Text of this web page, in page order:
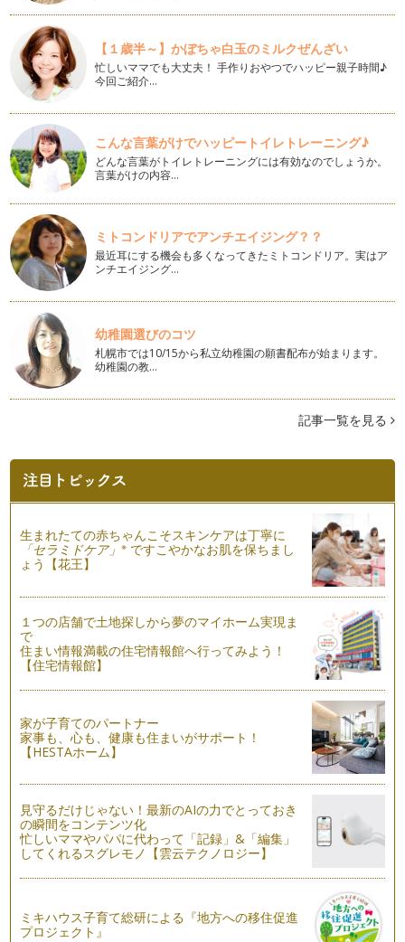
うになりました。 秋は子ど…
秋を楽しもう！無花果キャロットジュース
果物によっては1年中手に入るものもあれば、季節限定でしか
手に入らないのものあります。 …
暑さからの疲労回復に...ナシとキュウリのジュース
『ナシ』と一言で言っても、実は三種類に分けられます。 水
分がたっぷりな『日本ナシ』…
残暑に負けない！ ピーチトマトミルク
甘さ。 …
食欲のない朝に...メイヤーレモンバナナジュース
『ビタミンC』の含有量を説明したい時に、必ずと言っていい
ほど表現される『レモン○個分』。 …
夏風邪予防に！すももキャロットジュース
毎日、猛暑が続いています。 外はうだるような暑さだけど、
建物の中は寒いくらいで、そ…
夏バテ予防に！スイカトマトスムージー
暑い季節にさっぱりと！ゴールドキウイと青紫蘇ジュース
『ゴールドキウイ』は前回ご紹介した『キウイフルーツ』の黄
ジメジメした季節にデトックス！キュウリ・キウイジュース
関東も梅雨入りしました。 雨の季節はしょうがないものの、
毎日お家の中で遊んでばっか…
抗酸化力アップ！トマトブルーベリーヨーグルトジュース
栄養成分が多いことで今注目されているトマトですが、うま味
成分もたっぷり含まれています。 …
気分すっきり♪レタスとパイナップルの豆乳スムージー
GWも終わり、ようやく通常の生活が戻ってきました。 今年は
紫外線ケアに！トマトグレープフルーツジュース
5月に入り暖かな陽気になり、お子さんと外で過ごす機会も増
新生活の始まりに！栄養満点アボカドマンゴーミルク
いつもよりも寒かった印象のある今年の春ですが、気温も上が
りだいぶ春めいてきましたね！ …
四季の朝ジュース！子育て家族の"ちゃんと朝ごはん"
朝ごはん。 もちろん『一汁三菜』に倣ってしっかりとバラン
スよくいただきたいものです…
【１歳半～】かぼちゃ白玉のミルクぜんざい
忙しいママでも大丈夫！ 手作りおやつでハッピー親子時間♪
今回ご紹介…
こんな言葉がけでハッピートイレトレーニング♪
どんな言葉がトイレトレーニングには有効なのでしょうか。
言葉がけの内容…
ミトコンドリアでアンチエイジング？？
最近耳にする機会も多くなってきたミトコンドリア。実はア
ンチエイジング…
幼稚園選びのコツ
札幌市では10/15から私立幼稚園の願書配布が始まります。
幼稚園の教…
記事一覧を見る
生まれたての赤ちゃんこそスキンケアは丁寧に
「セラミドケア」※ ですこやかなお肌を保ちまし
ょう【花王】
１つの店舗で土地探しから夢のマイホーム実現ま
で
住まい情報満載の住宅情報館へ行ってみよう！
【住宅情報館】
家が子育てのパートナー
家事も、心も、健康も住まいがサポート！
【HESTAホーム】
見守るだけじゃない！最新のAIの力でとっておき
の瞬間をコンテンツ化
忙しいママやパパに代わって「記録」&「編集」
してくれるスグレモノ【雲云テクノロジー】
ミキハウス子育て総研による『地方への移住促進
プロジェクト』